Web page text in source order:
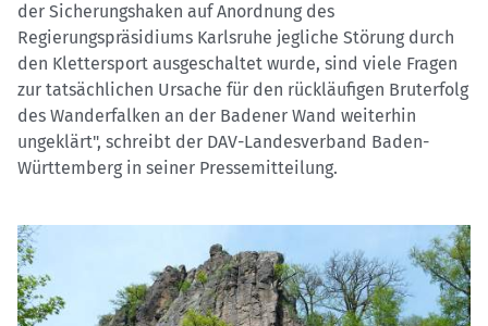
der Sicherungshaken auf Anordnung des
Regierungspräsidiums Karlsruhe jegliche Störung durch
den Klettersport ausgeschaltet wurde, sind viele Fragen
zur tatsächlichen Ursache für den rückläufigen Bruterfolg
des Wanderfalken an der Badener Wand weiterhin
ungeklärt", schreibt der DAV-Landesverband Baden-
Württemberg in seiner Pressemitteilung.